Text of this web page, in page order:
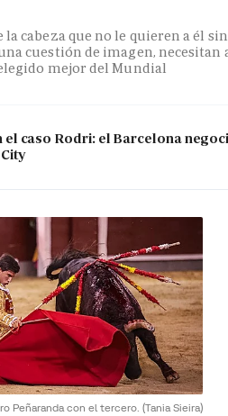
cabeza que no le quieren a él
cuestión de imagen, necesitan
mejor del Mundial
el caso Rodri: el Barcelona
Peñaranda con el tercero. (Tania Sieira)